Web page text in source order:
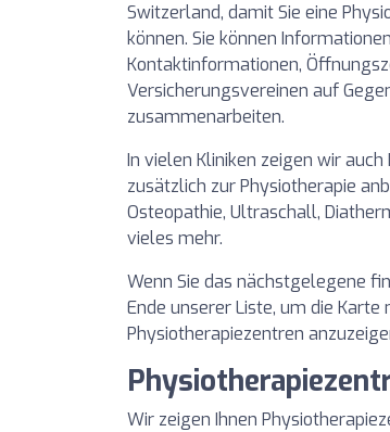
Switzerland, damit Sie eine
können. Sie können
Kontaktinformationen,
Versicherungsvereinen auf
zusammenarbeiten.
In vielen Kliniken zeigen wir
zusätzlich zur Physiotherapie
Osteopathie, Ultraschall,
vieles mehr.
Wenn Sie das nächstgelegene
Ende unserer Liste, um die
Physiotherapiezentren
Wir zeigen Ihnen